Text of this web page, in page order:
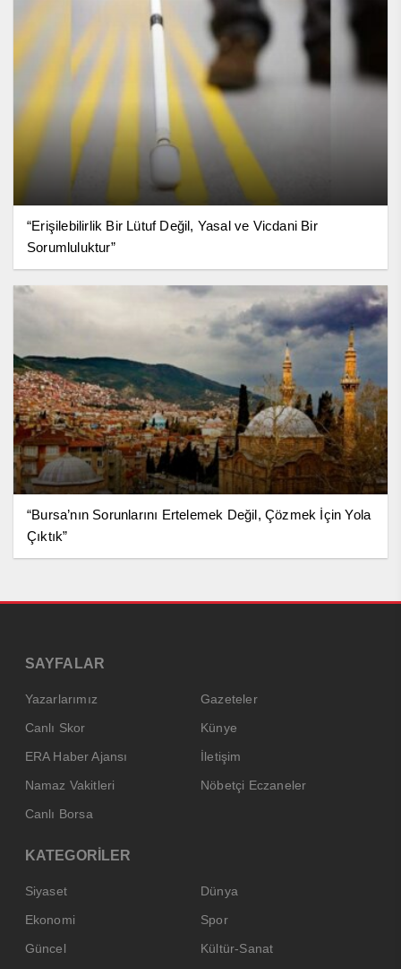
“Erişilebilirlik Bir Lütuf Değil, Yasal ve Vicdani Bir
Sorumluluktur”
“Bursa’nın Sorunlarını Ertelemek Değil, Çözmek İçin Yola
Çıktık”
SAYFALAR
Yazarlarımız
Gazeteler
Canlı Skor
Künye
ERA Haber Ajansı
İletişim
Namaz Vakitleri
Nöbetçi Eczaneler
Canlı Borsa
KATEGORİLER
Siyaset
Dünya
Ekonomi
Spor
Güncel
Kültür-Sanat